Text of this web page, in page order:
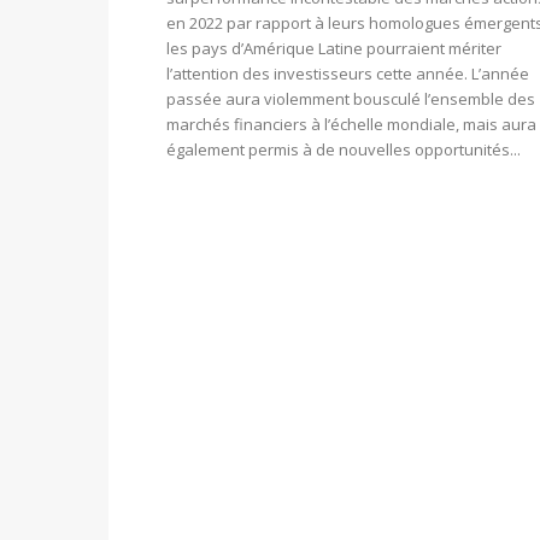
en 2022 par rapport à leurs homologues
les pays d’Amérique Latine pourraient mériter
l’attention des investisseurs cette année. L’année
passée aura violemment bousculé l’ensemble des
marchés financiers à l’échelle mondiale, mais aura
également permis à de nouvelles opportunités...